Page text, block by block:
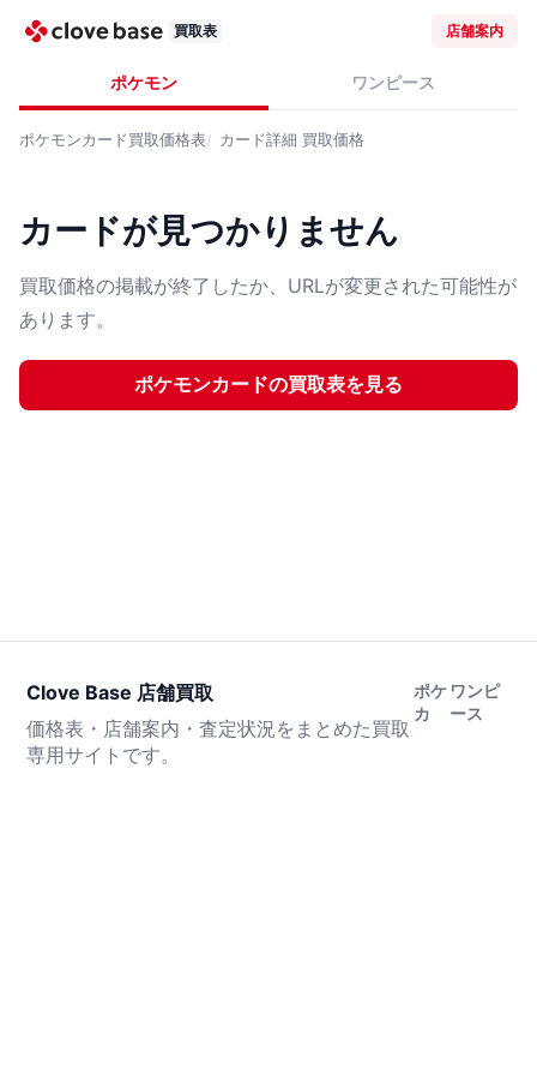
買取表 店舗案内
ポケモン ワンピース
ポケモンカード買取価格表 カード詳細 買取価格
カードが見つかりません
買取価格の掲載が終了したか、URLが変更された可能性が
あります。
ポケモンカードの買取表を見る
Clove Base 店舗買取
価格表・店舗案内・査定状況をまとめた買取
専用サイトです。
ポケ
カ
ワンピ
ース